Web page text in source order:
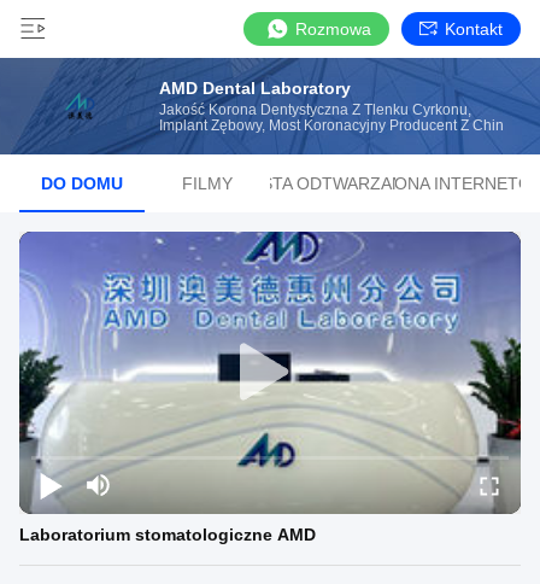
Rozmowa Kontakt
AMD Dental Laboratory
Jakość Korona Dentystyczna Z Tlenku Cyrkonu,
Implant Zębowy, Most Koronacyjny Producent Z Chin
DO DOMU FILMY LISTA ODTWARZANIA
STRONA
Laboratorium stomatologiczne AMD